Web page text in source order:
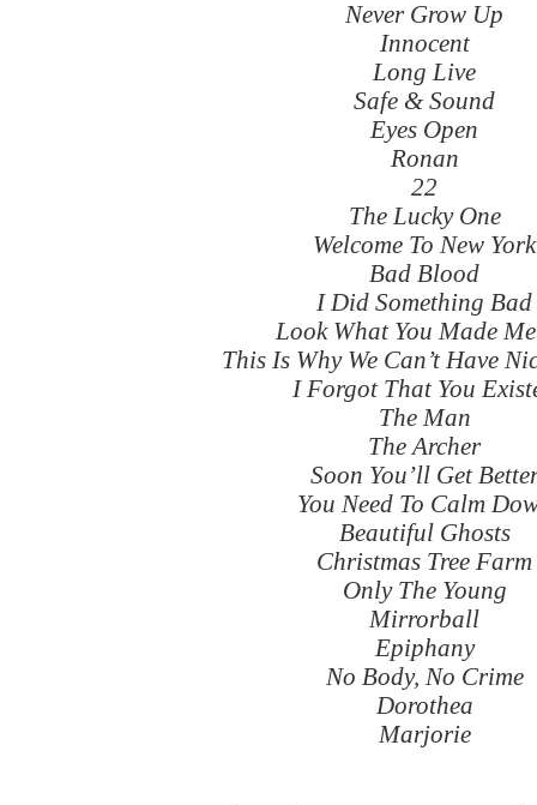
Never Grow Up
Innocent
Long Live
Safe & Sound
Eyes Open
Ronan
22
The Lucky One
Welcome To New York
Bad Blood
I Did Something Bad
Look What You Made
This Is Why We Can’t Have
I Forgot That You
The Man
The Archer
Soon You’ll Get
You Need To Calm
Beautiful Ghosts
Christmas Tree Farm
Only The Young
Mirrorball
Epiphany
No Body, No Crime
Dorothea
Marjorie